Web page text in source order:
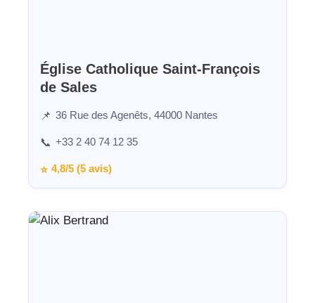
Église Catholique Saint-François
de Sales
📌 36 Rue des Agenêts, 44000 Nantes
📞 +33 2 40 74 12 35
⭐ 4,8/5 (5 avis)